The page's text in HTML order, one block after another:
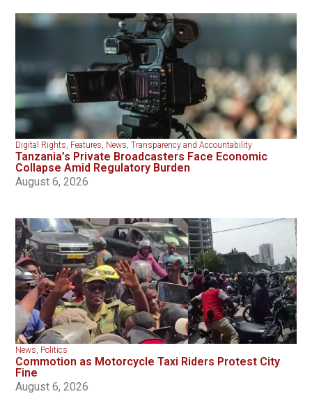
Digital Rights, Features, News,Transparency and Accountability
Tanzania’s Private Broadcasters Face Economic
Collapse Amid Regulatory Burden
August 6, 2026
News, Politics
Commotion as Motorcycle Taxi Riders Protest City
Fine
August 6, 2026